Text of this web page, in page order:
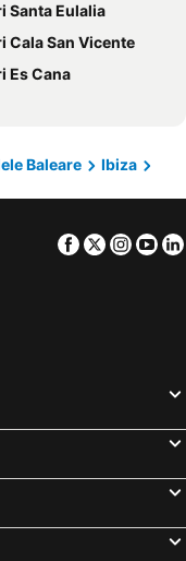
Santa Eulalia
Cala San Vicente
Es Cana
Baleare
Ibiza
Facebook
Twitter